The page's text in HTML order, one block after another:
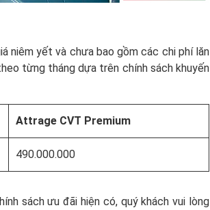
niêm yết và chưa bao gồm các chi phí lăn
từng tháng dựa trên chính sách khuyến
Attrage CVT Premium
490.000.000
sách ưu đãi hiện có, quý khách vui lòng